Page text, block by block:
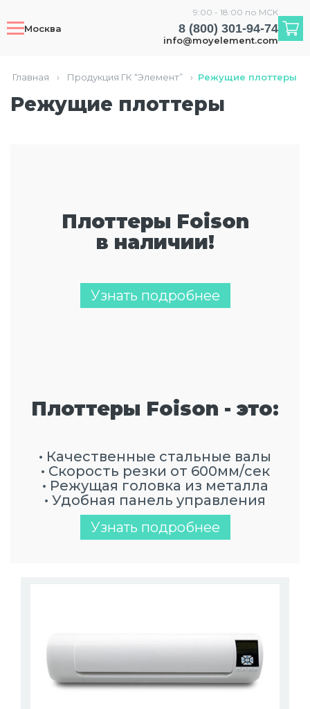
Москва
9:00 - 18:00 по МСК
8 (800) 301-94-74
info@moyelement.com
Главная › Продукция ГК “Элемент” › Режущие плоттеры
Режущие плоттеры
Плоттеры Foison
в наличии!
Узнать подробнее
Плоттеры Foison - это:
• Качественные стальные валы
• Скорость резки от 600мм/сек
• Режущая головка из металла
• Удобная панель управления
Узнать подробнее